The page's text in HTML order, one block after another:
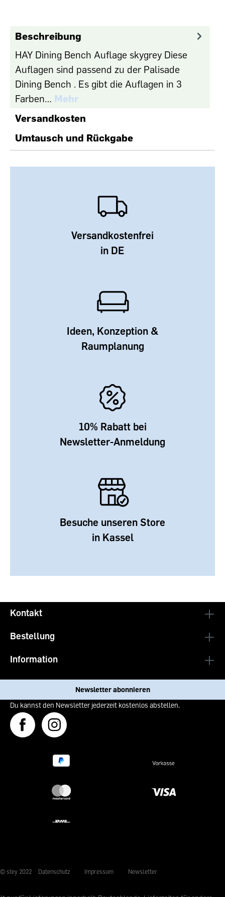
Beschreibung
HAY Dining Bench Auflage skygrey Diese
Auflagen sind passend zu der Palisade
Dining Bench . Es gibt die Auflagen in 3
Farben… Mehr
Versandkosten
Umtausch und Rückgabe
Versandkostenfrei
in DE
Ideen, Konzeption &
Raumplanung
10% Rabatt bei
Newsletter-Anmeldung
Besuche unseren Store
in Kassel
Kontakt
Bestellung
Information
Newsletter abonnieren
Du kannst den Newsletter jederzeit kostenlos abstellen.
© stey 2022 Datenschutz Impressum Newsletter